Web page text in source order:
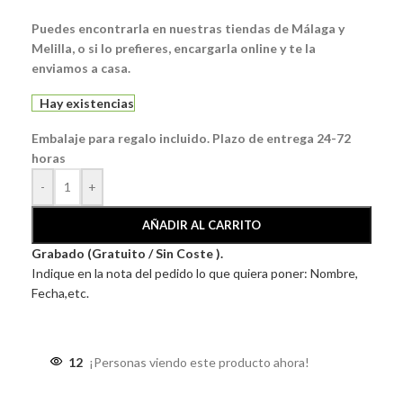
Puedes encontrarla en nuestras tiendas de Málaga y
Melilla, o si lo prefieres, encargarla online y te la
enviamos a casa.
Hay existencias
Embalaje para regalo incluido. Plazo de entrega 24-72
horas
-
+
AÑADIR AL CARRITO
Grabado (Gratuito / Sin Coste ).
Indique en la nota del pedido lo que quiera poner: Nombre,
Fecha,etc.
12 ¡Personas viendo este producto ahora!